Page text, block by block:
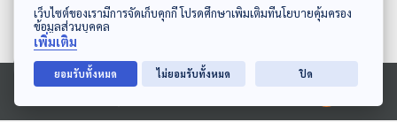
ดาวน์โหลด Thai PBS Podcast Application
Ⓒ 2020 องค์การกระจายเสียงและแพร่ภาพสาธารณะแห่งประเทศไทย
27:59
EP. 981: โรคเชื้อราแมว พบ
ได้บ่อย ติดต่อได้ แถม
อันตราย
โรงหมอ
27:59
โลหะหนัก ด้วยอาหารจาก
ธรรมชาติ
โรงหมอ
เว็บไซต์ของเรามีการจัดเก็บคุกกี้ โปรดศึกษาเพิ่มเติมที่นโยบายคุ้มครอง
ข้อมูลส่วนบุคคล
เพิ่มเติม
ยอมรับทั้งหมด ไม่ยอมรับทั้งหมด ปิด